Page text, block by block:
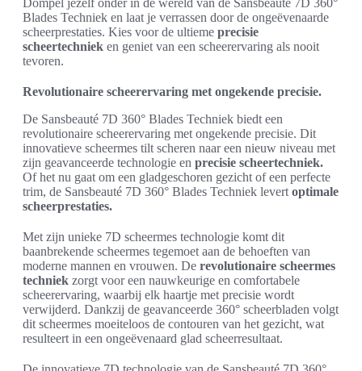
Dompel jezelf onder in de wereld van de Sansbeauté 7D 360°
Blades Techniek en laat je verrassen door de ongeëvenaarde
scheerprestaties. Kies voor de ultieme precisie
scheertechniek en geniet van een scheerervaring als nooit
tevoren.
Revolutionaire scheerervaring met ongekende precisie.
De Sansbeauté 7D 360° Blades Techniek biedt een
revolutionaire scheerervaring met ongekende precisie. Dit
innovatieve scheermes tilt scheren naar een nieuw niveau met
zijn geavanceerde technologie en precisie scheertechniek.
Of het nu gaat om een gladgeschoren gezicht of een perfecte
trim, de Sansbeauté 7D 360° Blades Techniek levert optimale
scheerprestaties.
Met zijn unieke 7D scheermes technologie komt dit
baanbrekende scheermes tegemoet aan de behoeften van
moderne mannen en vrouwen. De revolutionaire scheermes
techniek zorgt voor een nauwkeurige en comfortabele
scheerervaring, waarbij elk haartje met precisie wordt
verwijderd. Dankzij de geavanceerde 360° scheerbladen volgt
dit scheermes moeiteloos de contouren van het gezicht, wat
resulteert in een ongeëvenaard glad scheerresultaat.